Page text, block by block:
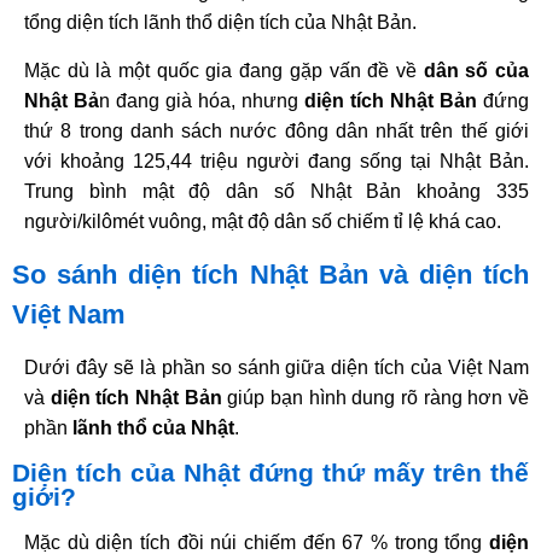
tổng diện tích lãnh thổ diện tích của Nhật Bản.
Mặc dù là một quốc gia đang gặp vấn đề về dân số của
Nhật Bản đang già hóa, nhưng diện tích Nhật Bản đứng
thứ 8 trong danh sách nước đông dân nhất trên thế giới
với khoảng 125,44 triệu người đang sống tại Nhật Bản.
Trung bình mật độ dân số Nhật Bản khoảng 335
người/kilômét vuông, mật độ dân số chiếm tỉ lệ khá cao.
So sánh diện tích Nhật Bản và diện tích
Việt Nam
Dưới đây sẽ là phần so sánh giữa diện tích của Việt Nam
và diện tích Nhật Bảngiúp bạn hình dung rõ ràng hơn về
phần lãnh thổ của Nhật.
Diện tích của Nhật đứng thứ mấy trên thế
giới?
Mặc dù diện tích đồi núi chiếm đến 67 % trong tổng diện